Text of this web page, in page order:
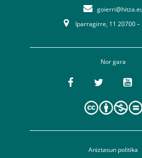
Iparragirre, 11 20700 –
Nor gara
Aniztasun politika